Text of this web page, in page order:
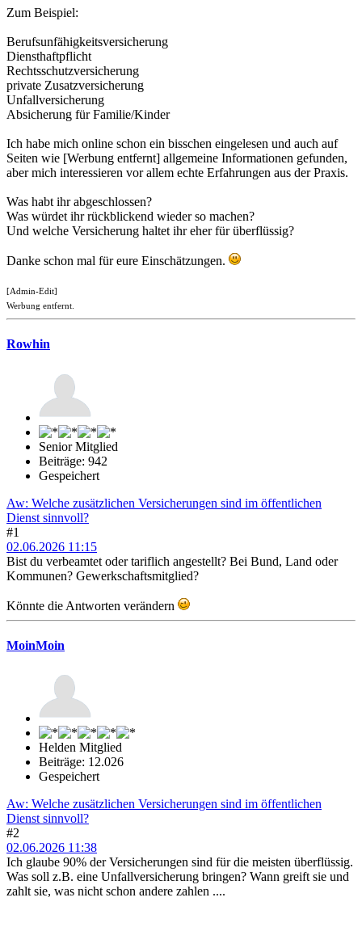
Zum Beispiel:
Berufsunfähigkeitsversicherung
Diensthaftpflicht
Rechtsschutzversicherung
private Zusatzversicherung
Unfallversicherung
Absicherung für Familie/Kinder
Ich habe mich online schon ein bisschen eingelesen und auch auf
Seiten wie [Werbung entfernt] allgemeine Informationen gefunden,
aber mich interessieren vor allem echte Erfahrungen aus der Praxis.
Was habt ihr abgeschlossen?
Was würdet ihr rückblickend wieder so machen?
Und welche Versicherung haltet ihr eher für überflüssig?
Danke schon mal für eure Einschätzungen.
[Admin-Edit]
Werbung entfernt.
Rowhin
Senior Mitglied
Beiträge: 942
Gespeichert
Aw: Welche zusätzlichen Versicherungen sind im öffentlichen
Dienst sinnvoll?
#1
02.06.2026 11:15
Bist du verbeamtet oder tariflich angestellt? Bei Bund, Land oder
Kommunen? Gewerkschaftsmitglied?
Könnte die Antworten verändern
MoinMoin
Helden Mitglied
Beiträge: 12.026
Gespeichert
Aw: Welche zusätzlichen Versicherungen sind im öffentlichen
Dienst sinnvoll?
#2
02.06.2026 11:38
Ich glaube 90% der Versicherungen sind für die meisten überflüssig.
Was soll z.B. eine Unfallversicherung bringen? Wann greift sie und
zahlt sie, was nicht schon andere zahlen ....